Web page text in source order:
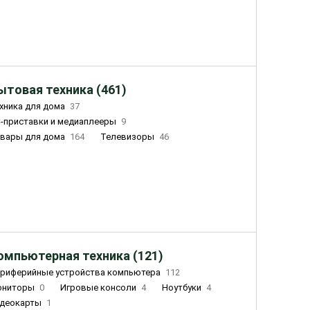
техника (461)
для дома 37
приставки и медиаплееры
9
для дома 164 Телевизоры 46
техника (121)
устройства компьютера 112
0 Игровые консоли 4 Ноутбуки 4
1